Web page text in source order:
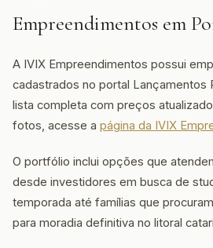
Empreendimentos em
A IVIX Empreendimentos possui
cadastrados no portal Lançamentos
lista completa com preços
fotos, acesse a página da IVIX
O portfólio inclui opções que
desde investidores em busca de
temporada até famílias que
para moradia definitiva no litoral